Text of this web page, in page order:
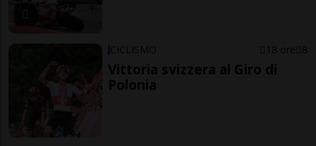
CICLISMO 18 ore 8
Vittoria svizzera al Giro di
Polonia